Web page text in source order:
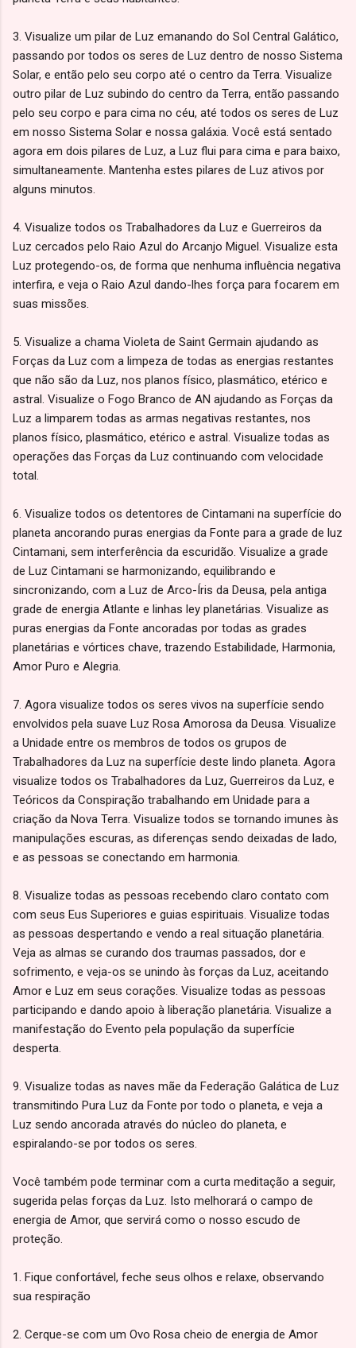
3. Visualize um pilar de Luz emanando do Sol Central Galático,
passando por todos os seres de Luz dentro de nosso Sistema
Solar, e então pelo seu corpo até o centro da Terra. Visualize
outro pilar de Luz subindo do centro da Terra, então passando
pelo seu corpo e para cima no céu, até todos os seres de Luz
em nosso Sistema Solar e nossa galáxia. Você está sentado
agora em dois pilares de Luz, a Luz flui para cima e para baixo,
simultaneamente. Mantenha estes pilares de Luz ativos por
alguns minutos.
4. Visualize todos os Trabalhadores da Luz e Guerreiros da
Luz cercados pelo Raio Azul do Arcanjo Miguel. Visualize esta
Luz protegendo-os, de forma que nenhuma influência negativa
interfira, e veja o Raio Azul dando-lhes força para focarem em
suas missões.
5. Visualize a chama Violeta de Saint Germain ajudando as
Forças da Luz com a limpeza de todas as energias restantes
que não são da Luz, nos planos físico, plasmático, etérico e
astral. Visualize o Fogo Branco de AN ajudando as Forças da
Luz a limparem todas as armas negativas restantes, nos
planos físico, plasmático, etérico e astral. Visualize todas as
operações das Forças da Luz continuando com velocidade
total.
6. Visualize todos os detentores de Cintamani na superfície do
planeta ancorando puras energias da Fonte para a grade de luz
Cintamani, sem interferência da escuridão. Visualize a grade
de Luz Cintamani se harmonizando, equilibrando e
sincronizando, com a Luz de Arco-Íris da Deusa, pela antiga
grade de energia Atlante e linhas ley planetárias. Visualize as
puras energias da Fonte ancoradas por todas as grades
planetárias e vórtices chave, trazendo Estabilidade, Harmonia,
Amor Puro e Alegria.
7. Agora visualize todos os seres vivos na superfície sendo
envolvidos pela suave Luz Rosa Amorosa da Deusa. Visualize
a Unidade entre os membros de todos os grupos de
Trabalhadores da Luz na superfície deste lindo planeta. Agora
visualize todos os Trabalhadores da Luz, Guerreiros da Luz, e
Teóricos da Conspiração trabalhando em Unidade para a
criação da Nova Terra. Visualize todos se tornando imunes às
manipulações escuras, as diferenças sendo deixadas de lado,
e as pessoas se conectando em harmonia.
8. Visualize todas as pessoas recebendo claro contato com
com seus Eus Superiores e guias espirituais. Visualize todas
as pessoas despertando e vendo a real situação planetária.
Veja as almas se curando dos traumas passados, dor e
sofrimento, e veja-os se unindo às forças da Luz, aceitando
Amor e Luz em seus corações. Visualize todas as pessoas
participando e dando apoio à liberação planetária. Visualize a
manifestação do Evento pela população da superfície
desperta.
9. Visualize todas as naves mãe da Federação Galática de Luz
transmitindo Pura Luz da Fonte por todo o planeta, e veja a
Luz sendo ancorada através do núcleo do planeta, e
espiralando-se por todos os seres.
Você também pode terminar com a curta meditação a seguir,
sugerida pelas forças da Luz. Isto melhorará o campo de
energia de Amor, que servirá como o nosso escudo de
proteção.
1. Fique confortável, feche seus olhos e relaxe, observando
sua respiração
2. Cerque-se com um Ovo Rosa cheio de energia de Amor